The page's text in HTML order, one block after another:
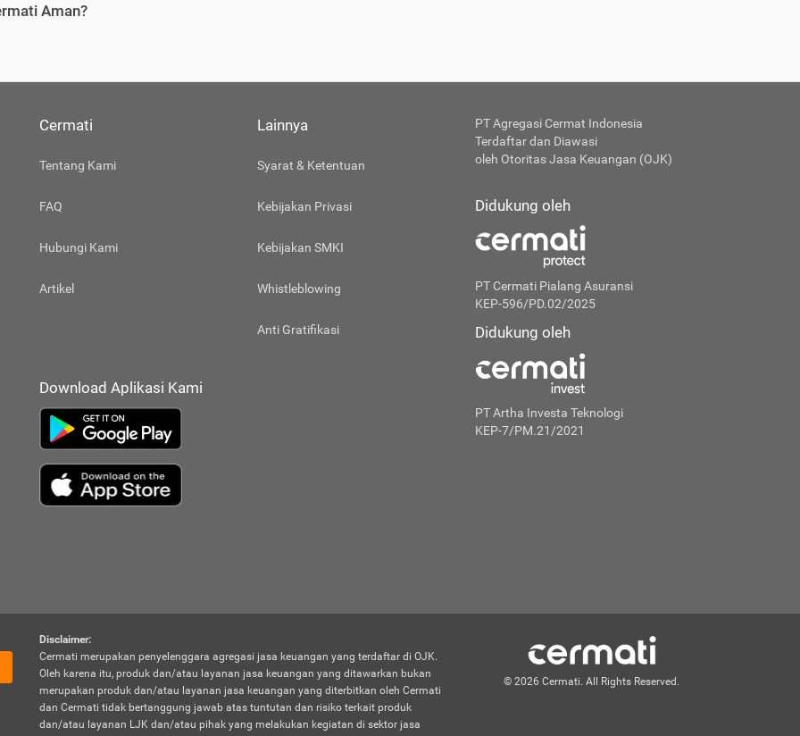
Aman?
Cermati
Tentang Kami
FAQ
Hubungi Kami
Artikel
Lainnya
Syarat & Ketentuan
Kebijakan Privasi
Kebijakan SMKI
Whistleblowing
Anti Gratifikasi
Download Aplikasi Kami
PT Agregasi Cermat Indonesia
Terdaftar dan Diawasi
oleh Otoritas Jasa Keuangan (OJK)
Didukung oleh
PT Cermati Pialang Asuransi
KEP-596/PD.02/2025
Didukung oleh
PT Artha Investa Teknologi
KEP-7/PM.21/2021
Disclaimer:
Cermati merupakan penyelenggara agregasi jasa keuangan yang terdaftar di OJK.
Oleh karena itu, produk dan/atau layanan jasa keuangan yang ditawarkan bukan
merupakan produk dan/atau layanan jasa keuangan yang diterbitkan oleh Cermati
dan Cermati tidak bertanggung jawab atas tuntutan dan risiko terkait produk
dan/atau layanan LJK dan/atau pihak yang melakukan kegiatan di sektor jasa
© 2026 Cermati. All Rights Reserved.